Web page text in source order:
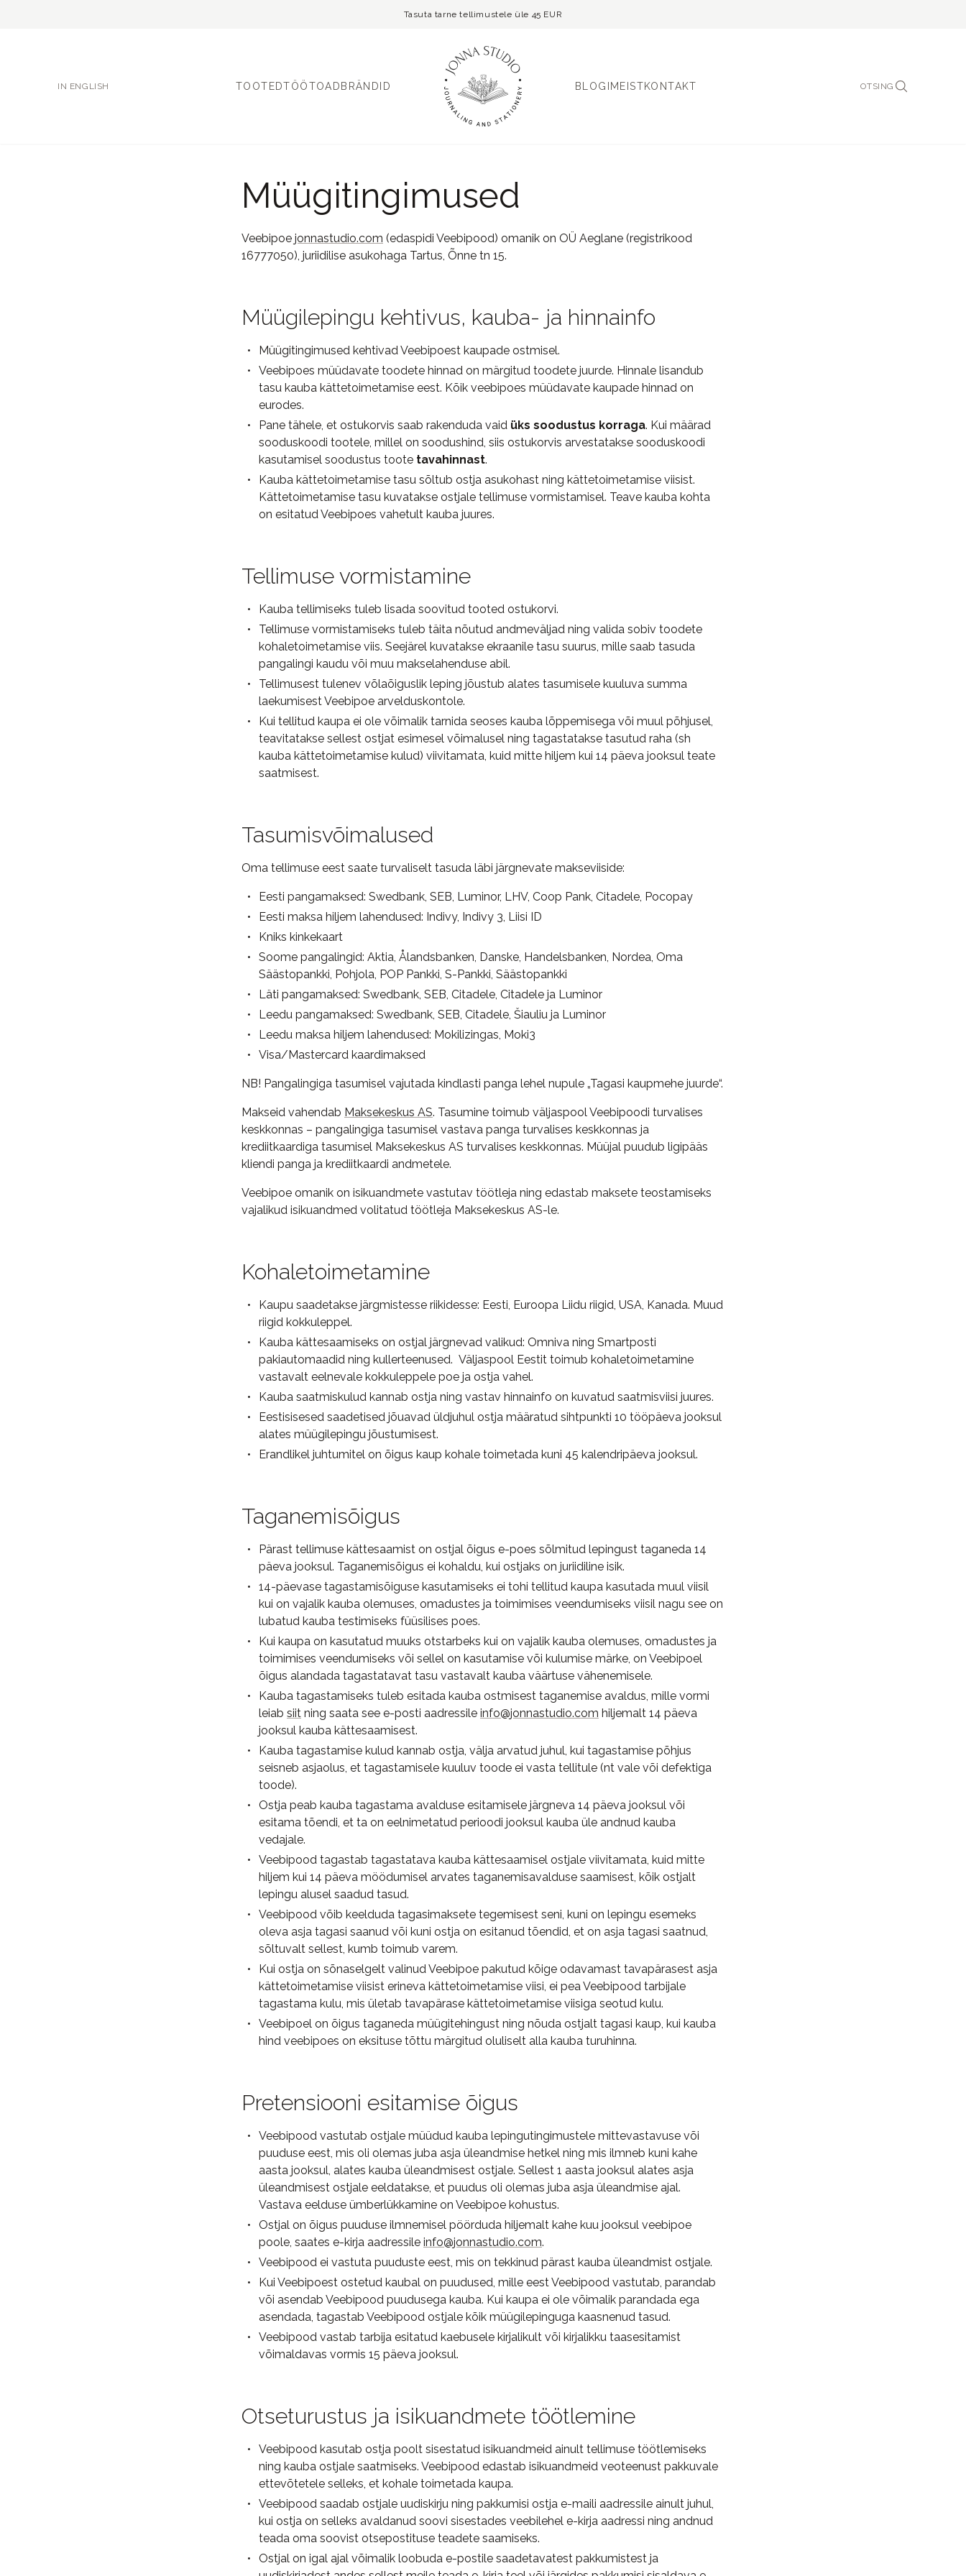
Tasuta tarne tellimustele üle 45 EUR
IN ENGLISH TOOTEDTÖÖTOAD BRÄNDID BLOGI MEISTKONTAKT OTSING
Müügitingimused
Veebipoe jonnastudio.com (edaspidi Veebipood) omanik on OÜ Aeglane (registrikood
16777050), juriidilise asukohaga Tartus, Õnne tn 15.
Müügilepingu kehtivus, kauba- ja hinnainfo
Müügitingimused kehtivad Veebipoest kaupade ostmisel.
Veebipoes müüdavate toodete hinnad on märgitud toodete juurde. Hinnale lisandub
tasu kauba kättetoimetamise eest. Kõik veebipoes müüdavate kaupade hinnad on
eurodes.
Pane tähele, et ostukorvis saab rakenduda vaid üks soodustus korraga. Kui määrad
sooduskoodi tootele, millel on soodushind, siis ostukorvis arvestatakse sooduskoodi
kasutamisel soodustus toote tavahinnast.
Kauba kättetoimetamise tasu sõltub ostja asukohast ning kättetoimetamise viisist.
Kättetoimetamise tasu kuvatakse ostjale tellimuse vormistamisel. Teave kauba kohta
on esitatud Veebipoes vahetult kauba juures.
Tellimuse vormistamine
Kauba tellimiseks tuleb lisada soovitud tooted ostukorvi.
Tellimuse vormistamiseks tuleb täita nõutud andmeväljad ning valida sobiv toodete
kohaletoimetamise viis. Seejärel kuvatakse ekraanile tasu suurus, mille saab tasuda
pangalingi kaudu või muu makselahenduse abil.
Tellimusest tulenev võlaõiguslik leping jõustub alates tasumisele kuuluva summa
laekumisest Veebipoe arvelduskontole.
Kui tellitud kaupa ei ole võimalik tarnida seoses kauba lõppemisega või muul põhjusel,
teavitatakse sellest ostjat esimesel võimalusel ning tagastatakse tasutud raha (sh
kauba kättetoimetamise kulud) viivitamata, kuid mitte hiljem kui 14 päeva jooksul teate
saatmisest.
Tasumisvõimalused
Oma tellimuse eest saate turvaliselt tasuda läbi järgnevate makseviiside:
Eesti pangamaksed: Swedbank, SEB, Luminor, LHV, Coop Pank, Citadele, Pocopay
Eesti maksa hiljem lahendused: Indivy, Indivy 3, Liisi ID
Kniks kinkekaart
Soome pangalingid: Aktia, Ålandsbanken, Danske, Handelsbanken, Nordea, Oma
Säästopankki, Pohjola, POP Pankki, S-Pankki, Säästopankki
Läti pangamaksed: Swedbank, SEB, Citadele, Citadele ja Luminor
Leedu pangamaksed: Swedbank, SEB, Citadele, Šiauliu ja Luminor
Leedu maksa hiljem lahendused: Mokilizingas, Moki3
Visa/Mastercard kaardimaksed
NB! Pangalingiga tasumisel vajutada kindlasti panga lehel nupule „Tagasi kaupmehe juurde“.
Makseid vahendab Maksekeskus AS. Tasumine toimub väljaspool Veebipoodi turvalises
keskkonnas – pangalingiga tasumisel vastava panga turvalises keskkonnas ja
krediitkaardiga tasumisel Maksekeskus AS turvalises keskkonnas. Müüjal puudub ligipääs
kliendi panga ja krediitkaardi andmetele.
Veebipoe omanik on isikuandmete vastutav töötleja ning edastab maksete teostamiseks
vajalikud isikuandmed volitatud töötleja Maksekeskus AS-le.
Kohaletoimetamine
Kaupu saadetakse järgmistesse riikidesse: Eesti, Euroopa Liidu riigid, USA, Kanada. Muud
riigid kokkuleppel.
Kauba kättesaamiseks on ostjal järgnevad valikud: Omniva ning Smartposti
pakiautomaadid ning kullerteenused. Väljaspool Eestit toimub kohaletoimetamine
vastavalt eelnevale kokkuleppele poe ja ostja vahel.
Kauba saatmiskulud kannab ostja ning vastav hinnainfo on kuvatud saatmisviisi juures.
Eestisisesed saadetised jõuavad üldjuhul ostja määratud sihtpunkti 10 tööpäeva jooksul
alates müügilepingu jõustumisest.
Erandlikel juhtumitel on õigus kaup kohale toimetada kuni 45 kalendripäeva jooksul.
Taganemisõigus
Pärast tellimuse kättesaamist on ostjal õigus e-poes sõlmitud lepingust taganeda 14
päeva jooksul. Taganemisõigus ei kohaldu, kui ostjaks on juriidiline isik.
14-päevase tagastamisõiguse kasutamiseks ei tohi tellitud kaupa kasutada muul viisil
kui on vajalik kauba olemuses, omadustes ja toimimises veendumiseks viisil nagu see on
lubatud kauba testimiseks füüsilises poes.
Kui kaupa on kasutatud muuks otstarbeks kui on vajalik kauba olemuses, omadustes ja
toimimises veendumiseks või sellel on kasutamise või kulumise märke, on Veebipoel
õigus alandada tagastatavat tasu vastavalt kauba väärtuse vähenemisele.
Kauba tagastamiseks tuleb esitada kauba ostmisest taganemise avaldus, mille vormi
leiab siit ning saata see e-posti aadressile info@jonnastudio.com hiljemalt 14 päeva
jooksul kauba kättesaamisest.
Kauba tagastamise kulud kannab ostja, välja arvatud juhul, kui tagastamise põhjus
seisneb asjaolus, et tagastamisele kuuluv toode ei vasta tellitule (nt vale või defektiga
toode).
Ostja peab kauba tagastama avalduse esitamisele järgneva 14 päeva jooksul või
esitama tõendi, et ta on eelnimetatud perioodi jooksul kauba üle andnud kauba
vedajale.
Veebipood tagastab tagastatava kauba kättesaamisel ostjale viivitamata, kuid mitte
hiljem kui 14 päeva möödumisel arvates taganemisavalduse saamisest, kõik ostjalt
lepingu alusel saadud tasud.
Veebipood võib keelduda tagasimaksete tegemisest seni, kuni on lepingu esemeks
oleva asja tagasi saanud või kuni ostja on esitanud tõendid, et on asja tagasi saatnud,
sõltuvalt sellest, kumb toimub varem.
Kui ostja on sõnaselgelt valinud Veebipoe pakutud kõige odavamast tavapärasest asja
kättetoimetamise viisist erineva kättetoimetamise viisi, ei pea Veebipood tarbijale
tagastama kulu, mis ületab tavapärase kättetoimetamise viisiga seotud kulu.
Veebipoel on õigus taganeda müügitehingust ning nõuda ostjalt tagasi kaup, kui kauba
hind veebipoes on eksituse tõttu märgitud oluliselt alla kauba turuhinna.
Pretensiooni esitamise õigus
Veebipood vastutab ostjale müüdud kauba lepingutingimustele mittevastavuse või
puuduse eest, mis oli olemas juba asja üleandmise hetkel ning mis ilmneb kuni kahe
aasta jooksul, alates kauba üleandmisest ostjale. Sellest 1 aasta jooksul alates asja
üleandmisest ostjale eeldatakse, et puudus oli olemas juba asja üleandmise ajal.
Vastava eelduse ümberlükkamine on Veebipoe kohustus.
Ostjal on õigus puuduse ilmnemisel pöörduda hiljemalt kahe kuu jooksul veebipoe
poole, saates e-kirja aadressile info@jonnastudio.com.
Veebipood ei vastuta puuduste eest, mis on tekkinud pärast kauba üleandmist ostjale.
Kui Veebipoest ostetud kaubal on puudused, mille eest Veebipood vastutab, parandab
või asendab Veebipood puudusega kauba. Kui kaupa ei ole võimalik parandada ega
asendada, tagastab Veebipood ostjale kõik müügilepinguga kaasnenud tasud.
Veebipood vastab tarbija esitatud kaebusele kirjalikult või kirjalikku taasesitamist
võimaldavas vormis 15 päeva jooksul.
Otseturustus ja isikuandmete töötlemine
Veebipood kasutab ostja poolt sisestatud isikuandmeid ainult tellimuse töötlemiseks
ning kauba ostjale saatmiseks. Veebipood edastab isikuandmeid veoteenust pakkuvale
ettevõtetele selleks, et kohale toimetada kaupa.
Veebipood saadab ostjale uudiskirju ning pakkumisi ostja e-maili aadressile ainult juhul,
kui ostja on selleks avaldanud soovi sisestades veebilehel e-kirja aadressi ning andnud
teada oma soovist otsepostituse teadete saamiseks.
Ostjal on igal ajal võimalik loobuda e-postile saadetavatest pakkumistest ja